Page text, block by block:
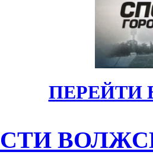
ПЕРЕЙТИ